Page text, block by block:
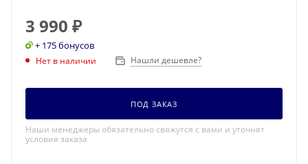
3 990 ₽
+ 175 бонусов
Нет в наличии Нашли дешевле?
ПОД ЗАКАЗ
Наши менеджеры обязательно свяжутся с вами и уточнят
условия заказа